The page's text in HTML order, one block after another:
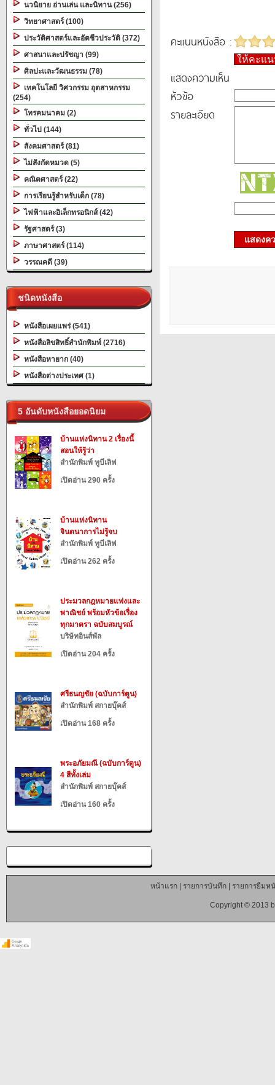
นวนิยาย อ่านเล่น และนิทาน (256)
วิทยาศาสตร์ (100)
ประวัติศาสตร์และอัตชีวประวัติ (372)
ศาสนาและปรัชญา (99)
ศิลปะและวัฒนธรรม (78)
เทคโนโลยี วิศวกรรม อุตสาหกรรม
(254)
โทรคมนาคม (2)
ทั่วไป (144)
สังคมศาสตร์ (81)
ไม่สังกัดหมวด (5)
คณิตศาสตร์ (22)
การเรียนรู้สำหรับเด็ก (78)
ไฟฟ้าและอิเล็กทรอนิกส์ (42)
รัฐศาสตร์ (3)
ภาษาศาสตร์ (114)
วรรณคดี (39)
ชนิดหนังสือ
หนังสือเผยแพร่ (541)
หนังสือลิขสิทธิ์สำนักพิมพ์ (2716)
หนังสือหายาก (40)
หนังสือต่างประเทศ (1)
5 อันดับหนังสือยอดนิยม
บ้านแห่งนิทาน 2 เรื่องนี้
สอนให้รู้ว่า
สำนักพิมพ์ ทูบีเลิฟ
เปิดอ่าน 290 ครั้ง
บ้านแห่งนิทาน
จินตนาการไม่รู้จบ
สำนักพิมพ์ ทูบีเลิฟ
เปิดอ่าน 262 ครั้ง
ประมวลกฎหมายแพ่งและ
พาณิชย์ พร้อมหัวข้อเรื่อง
ทุกมาตรา ฉบับสมบูรณ์
บริษัทอินส์พัล
เปิดอ่าน 204 ครั้ง
ศรีธนญชัย (ฉบับการ์ตูน)
สำนักพิมพ์ สกายบุ๊คส์
เปิดอ่าน 168 ครั้ง
พระอภัยมณี (ฉบับการ์ตูน)
4 สีทั้งเล่ม
สำนักพิมพ์ สกายบุ๊คส์
เปิดอ่าน 160 ครั้ง
คะแนนหนังสือ :
ให้คะแ
แสดงความเห็น
หัวข้อ
รายละเอียด
แสดงค
หน้าแรก| รายการบันทึก| รายการยืมห
Copyright © 2013